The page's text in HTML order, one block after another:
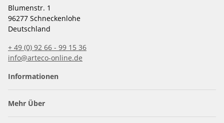
Blumenstr. 1
96277 Schneckenlohe
Deutschland
+ 49 (0) 92 66 - 99 15 36
info@arteco-online.de
Informationen
Mehr Über